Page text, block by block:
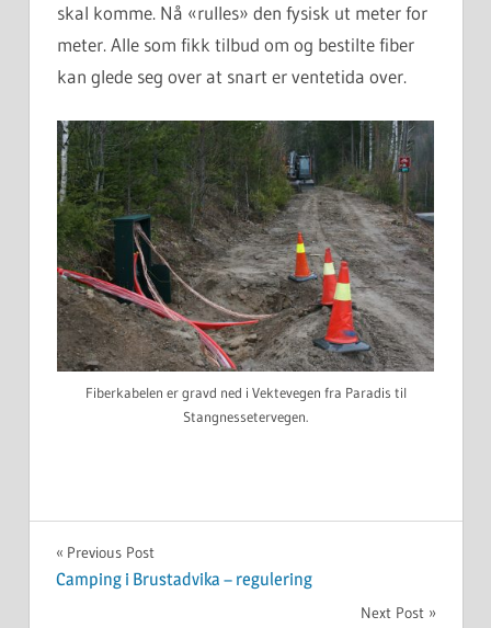
skal komme. Nå «rulles» den fysisk ut meter for
meter. Alle som fikk tilbud om og bestilte fiber
kan glede seg over at snart er ventetida over.
Fiberkabelen er gravd ned i Vektevegen fra Paradis til
Stangnessetervegen.
UKATEGORISERT
Innleggsnavigasjon
Previous Post
Camping i Brustadvika – regulering
Next Post